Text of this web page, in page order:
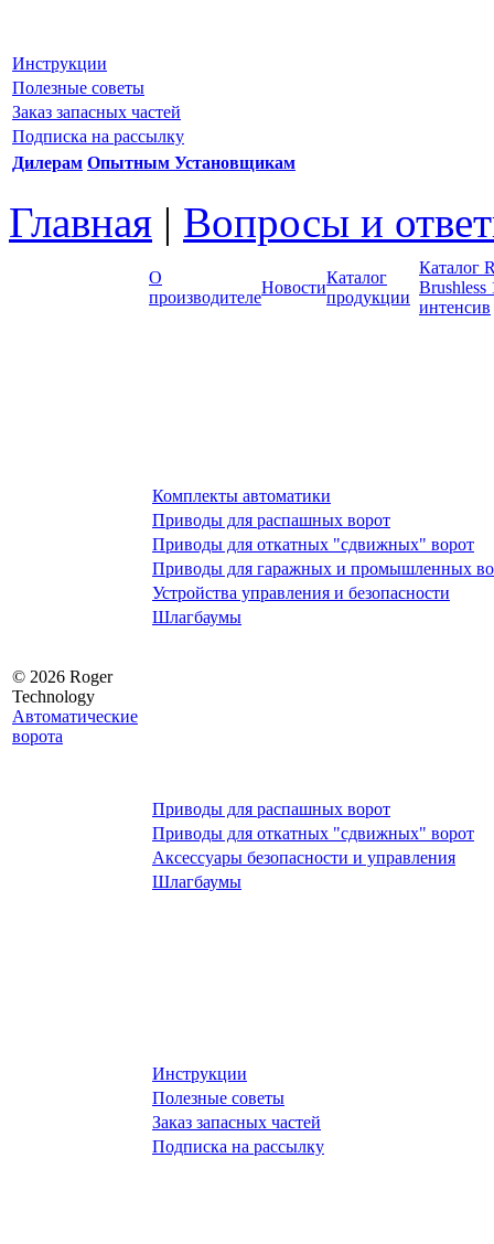
Инструкции
Полезные советы
Заказ запасных частей
Подписка на рассылку
Дилерам Опытным Установщикам
Главная | Вопросы и
© 2026 Roger
Technology
Автоматические
ворота
О
производителе
Новости
Каталог
продукции
Каталог
Brushless
интенсив
Комплекты автоматики
Приводы для распашных ворот
Приводы для откатных "сдвижных" ворот
Приводы для гаражных и промышленных
Устройства управления и безопасности
Шлагбаумы
Приводы для распашных ворот
Приводы для откатных "сдвижных" ворот
Аксессуары безопасности и управления
Шлагбаумы
Инструкции
Полезные советы
Заказ запасных частей
Подписка на рассылку